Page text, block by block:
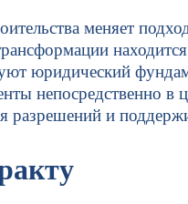
меняет
юридический
непосредственно
разрешений и